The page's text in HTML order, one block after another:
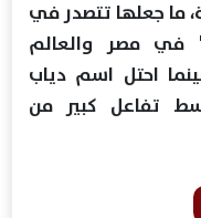
ما جعلها تتصدر في
في مصر والعالم
احتل اسم دياب
تفاعل كبير من